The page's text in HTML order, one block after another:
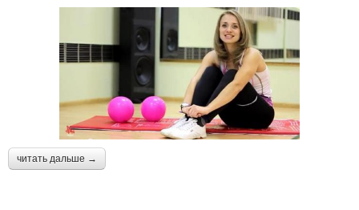
читать дальше →